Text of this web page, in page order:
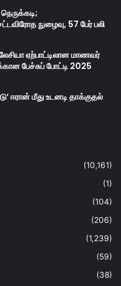
நுழைவு, 57 பேர் பலி
ஏற்பாட்டிலான மாணவர்
பேச்சுப் போட்டி 2025
ஈரான் மீது உடனடி தாக்குதல்
(10,161)
(1)
(104)
(206)
(1,239)
(59)
(38)